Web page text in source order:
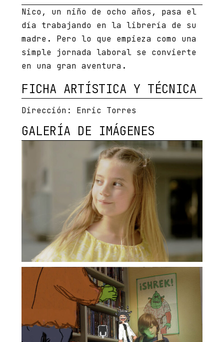
Nico, un niño de ocho años, pasa el
día trabajando en la librería de su
madre. Pero lo que empieza como una
simple jornada laboral se convierte
en una gran aventura.
FICHA ARTÍSTICA Y TÉCNICA
Dirección: Enric Torres
GALERÍA DE IMÁGENES